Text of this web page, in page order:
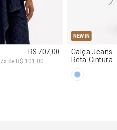
G
R$ 707,00
7x deR$ 101,00
NEW IN
34
Calça Jeans
Reta Cintura